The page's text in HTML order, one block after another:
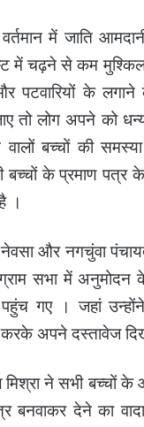
में जाति
में चढ़ने से कम
पटवारियों के
तो लोग अपने को
वालों बच्चों की
के प्रमाण पत्र के
।
और नगचुंवा
सभा में
गए । जहां
करके अपने दस्तावेज
मिश्रा ने सभी बच्चों
बनवाकर देने का